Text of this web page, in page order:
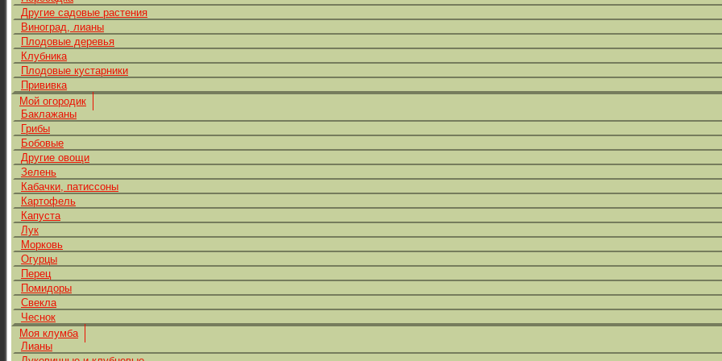
Другие садовые растения
Виноград, лианы
Плодовые деревья
Клубника
Плодовые кустарники
Прививка
Мой огородик
Баклажаны
Грибы
Бобовые
Другие овощи
Зелень
Кабачки, патиссоны
Картофель
Капуста
Лук
Морковь
Огурцы
Перец
Помидоры
Свекла
Чеснок
Моя клумба
Лианы